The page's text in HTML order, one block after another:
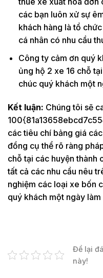
các bạn luôn xử sự
khách hàng là tổ
cá nhân có nhu cầu
Công ty cảm ơn quý
ủng hộ 2 xe 16 chỗ
chúc quý khách một
Kết luận: Chúng tôi sẽ
các tiêu chí bảng giá
đồng cụ thể rõ ràng
chỗ tại các huyện thành
tất cả các nhu cầu nêu
nghiệm các loại xe bốn
quý khách một ngày
Để lại
này!